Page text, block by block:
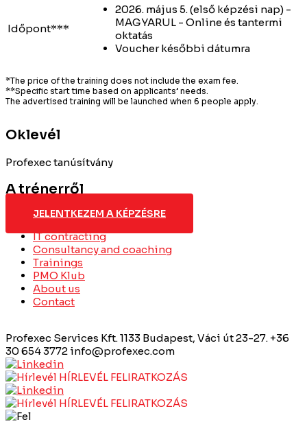
Időpont***
2026. május 5. (első képzési nap) -
MAGYARUL - Online és tantermi
oktatás
Voucher későbbi dátumra
*The price of the training does not include the exam fee.
**Specific start time based on applicants’ needs.
The advertised training will be launched when 6 people apply.
Oklevél
Profexec tanúsítvány
A trénerről
JELENTKEZEM A KÉPZÉSRE
IT contracting
Consultancy and coaching
Trainings
PMO Klub
About us
Contact
Profexec Services Kft.1133 Budapest, Váci út 23-27.+36
30 654 3772 info@profexec.com
HÍRLEVÉL FELIRATKOZÁS
HÍRLEVÉL FELIRATKOZÁS